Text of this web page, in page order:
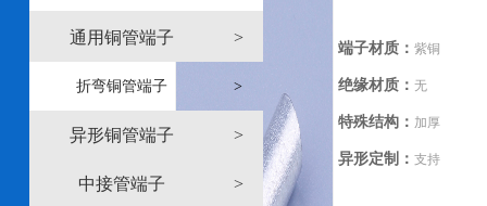
通用铜管端子 >
折弯铜管端子 >
异形铜管端子 >
中接管端子 >
端子材质：紫铜
绝缘材质：无
特殊结构： 加厚
异形定制：支持